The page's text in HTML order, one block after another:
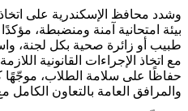
وشدد محافظ الإسكندرية على اتخاذ
بيئة امتحانية آمنة ومنضبطة،
طبيب أو زائرة صحية بكل لجنة،
مع اتخاذ الإجراءات القانونية
حفاظًا على سلامة الطلاب، موجّهًا
والمرافق العامة بالتعاون الكامل